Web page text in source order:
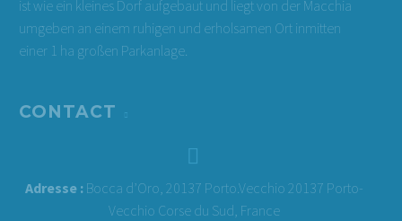
ist wie ein kleines Dorf aufgebaut und liegt von der Macchia
umgeben an einem ruhigen und erholsamen Ort inmitten
einer 1 ha großen Parkanlage.
CONTACT


Adresse : Bocca d’Oro, 20137 Porto.Vecchio 20137 Porto-
Vecchio Corse du Sud, France